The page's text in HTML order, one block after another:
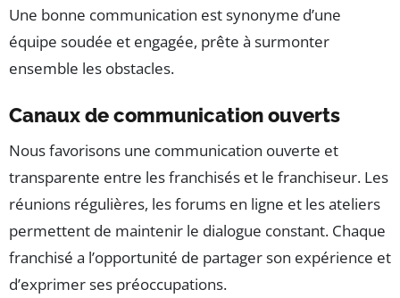
Une bonne communication est synonyme d’une
équipe soudée et engagée, prête à surmonter
ensemble les obstacles.
Canaux de communication ouverts
Nous favorisons une communication ouverte et
transparente entre les franchisés et le franchiseur. Les
réunions régulières, les forums en ligne et les ateliers
permettent de maintenir le dialogue constant. Chaque
franchisé a l’opportunité de partager son expérience et
d’exprimer ses préoccupations.